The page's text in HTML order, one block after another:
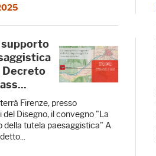
supporto
Decreto
Firenze, presso
Disegno, il convegno "La
della tutela paesaggistica" A